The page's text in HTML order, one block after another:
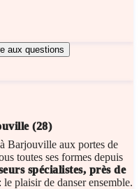
aux questions
(28)
Barjouville aux portes de
toutes ses formes depuis
spécialistes, près de
plaisir de danser ensemble.